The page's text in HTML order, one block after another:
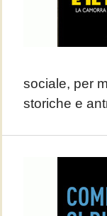
sociale, per
storiche e